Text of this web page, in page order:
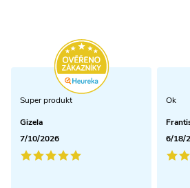
Super produkt
Gizela
7/10/2026
Ok
6/18/